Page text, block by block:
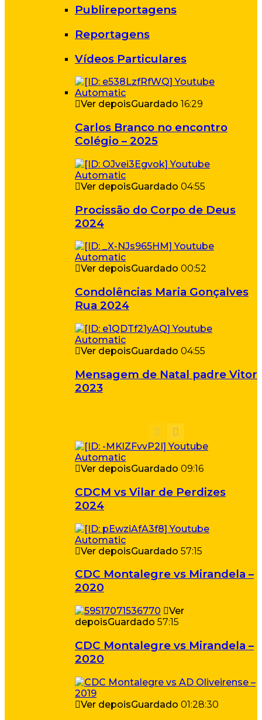
Publireportagens
Reportagens
Vídeos Particulares
Ver depoisGuardado 16:29
Carlos Branco no encontro
Colégio – 2025
Ver depoisGuardado 04:55
Procissão do Corpo de Deus
2024
Ver depoisGuardado 00:52
Condolências Maria Gonçalves
Rua 2024
Ver depoisGuardado 04:55
Mensagem de Natal padre Vitor
2023
Ver depoisGuardado 09:16
CDCM vs Vilar de Perdizes
2024
Ver depoisGuardado 57:15
CDC Montalegre vs Mirandela –
2020
Ver
depoisGuardado 57:15
CDC Montalegre vs Mirandela –
2020
Ver depoisGuardado 01:28:30